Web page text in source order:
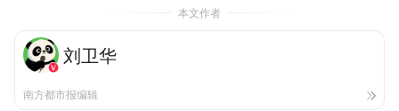
本文作者
刘卫华
南方都市报编辑